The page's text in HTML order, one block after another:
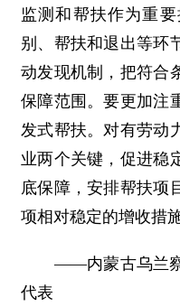
监测和帮扶作为重
别、帮扶和退出等环
动发现机制，把符合
保障范围。要更加注
发式帮扶。对有劳动
业两个关键，促进稳
底保障，安排帮扶项
项相对稳定的增收措施
――内蒙古乌兰察
代表